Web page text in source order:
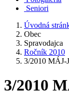
Seniori
Úvodná
Obec
Spravodajca
Ročník 2010
3/2010 MÁJ-
3/2010